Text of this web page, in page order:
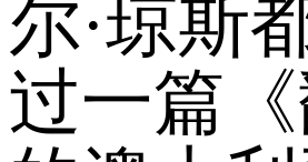
尔·琼斯
过一篇